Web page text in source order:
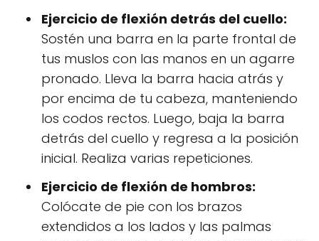
Ejercicio de flexión detrás del cuello:
Sostén una barra en la parte frontal de
tus muslos con las manos en un agarre
pronado. Lleva la barra hacia atrás y
por encima de tu cabeza, manteniendo
los codos rectos. Luego, baja la barra
detrás del cuello y regresa a la posición
inicial. Realiza varias repeticiones.
Ejercicio de flexión de hombros:
Colócate de pie con los brazos
extendidos a los lados y las palmas